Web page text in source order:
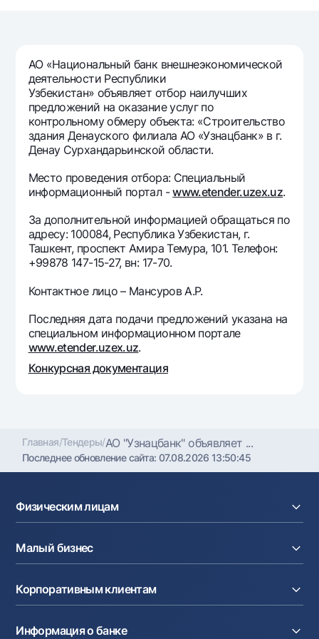
Золотые слитки от НБУ
Серебряный депозит
Visa FIFA
Mastercard
Зарплатные
Garmin pay
Тарифы
Акции
Мобильное приложение Milliy
Часто задаваемые вопросы
Ищите по сайту
Найти
Часто задаваемые вопросы
Офисы и банкоматы
Согласие на обработку персональных данных
+998 78 148-00-101344
АО «Национальный банк внешнеэкономической
деятельности Республики
Узбекистан» объявляет отбор наилучших
предложений на оказание услуг по
контрольному обмеру объекта: «Строительство
здания Денауского филиала АО «Узнацбанк» в г.
Денау Сурхандарьинской области.
Место проведения отбора: Специальный
информационный портал -www.etender.uzex.uz.
За дополнительной информацией обращаться по
адресу: 100084, Республика Узбекистан, г.
Ташкент, проспект Амира Темура, 101. Телефон:
+99878 147-15-27, вн: 17-70.
Контактное лицо – Мансуров А.Р.
Последняя дата подачи предложений указана на
специальном информационном портале
www.etender.uzex.uz.
Конкурсная документация
Главная/Тендеры/АО "Узнацбанк" объявляет ...
Последнее обновление сайта:07.08.2026 13:50:45
Физическим лицам
Вклады
Карты
Курсы валют
Денежные переводы
Акции
Малый бизнес
Кредиты
Эквайринг
Депозиты
Корпоративным клиентам
Информация о банке